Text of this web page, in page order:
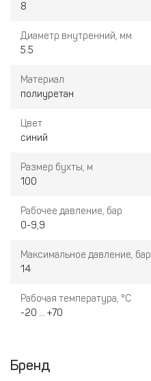
8
Диаметр внутренний, мм
5.5
Материал
полиуретан
Цвет
синий
Размер бухты, м
100
Рабочее давление, бар
0-9,9
Максимальное давление, бар
14
Рабочая температура, °С
-20 ... +70
Бренд